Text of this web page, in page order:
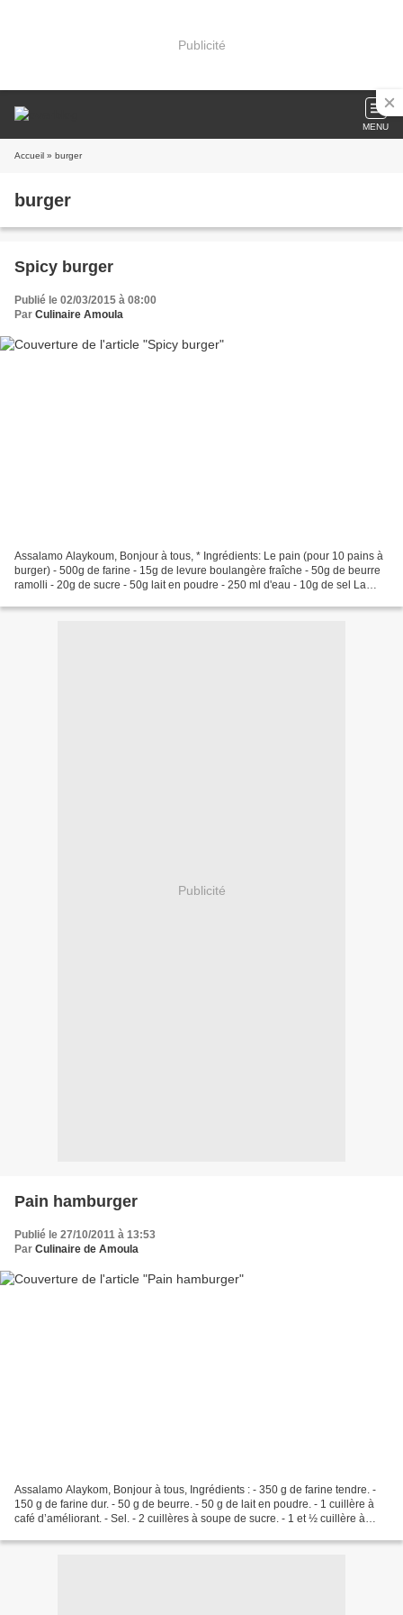
Publicité
MENU
Accueil » burger
burger
Spicy burger
Publié le 02/03/2015 à 08:00
Par Culinaire Amoula
Assalamo Alaykoum, Bonjour à tous, * Ingrédients: Le pain (pour 10 pains à
burger) - 500g de farine - 15g de levure boulangère fraîche - 50g de beurre
ramolli - 20g de sucre - 50g lait en poudre - 250 ml d'eau - 10g de sel La
Publicité
Pain hamburger
Publié le 27/10/2011 à 13:53
Par Culinaire de Amoula
Assalamo Alaykom, Bonjour à tous, Ingrédients : - 350 g de farine tendre. -
150 g de farine dur. - 50 g de beurre. - 50 g de lait en poudre. - 1 cuillère à
café d’améliorant. - Sel. - 2 cuillères à soupe de sucre. - 1 et ½ cuillère à